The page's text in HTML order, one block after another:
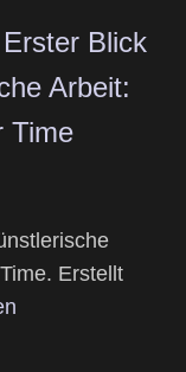
Blick
Arbeit:
Time
Erstellt